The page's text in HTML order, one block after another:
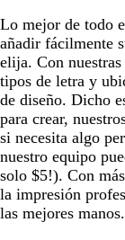
Lo mejor de todo
añadir fácilmente
elija. Con
tipos de letra y
de diseño. Dicho
para crear,
si necesita algo
nuestro equipo
solo $5!). Con
la impresión
las mejores manos.